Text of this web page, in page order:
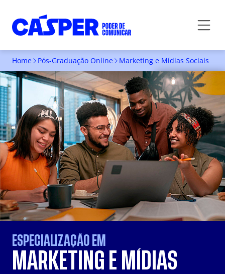
Home Pós-Graduação Online Marketing e Mídias Sociais
ESPECIALIZAÇÃO EM
MARKETING E MÍDIAS
INSCREVA-SE